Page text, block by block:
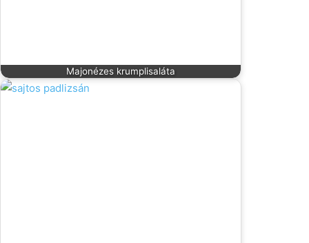
Majonézes krumplisaláta